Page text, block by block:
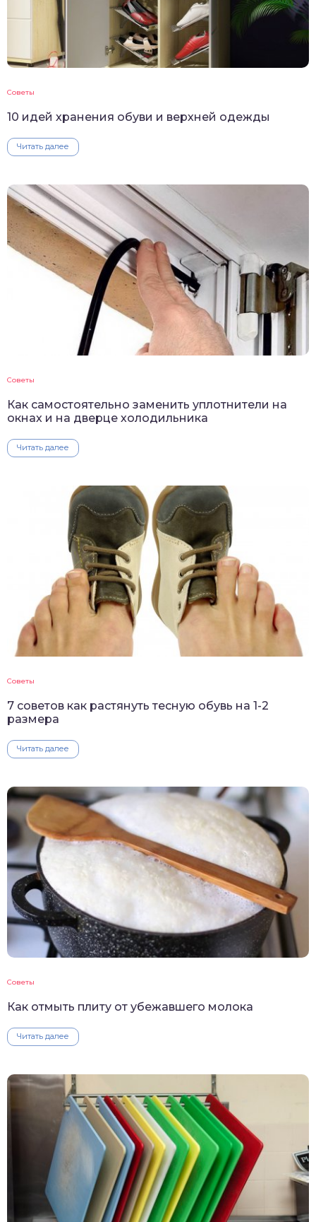
Советы
10 идей хранения обуви и верхней одежды
Читать далее
Советы
Как самостоятельно заменить уплотнители на
окнах и на дверце холодильника
Читать далее
Советы
7 советов как растянуть тесную обувь на 1-2
размера
Читать далее
Советы
Как отмыть плиту от убежавшего молока
Читать далее